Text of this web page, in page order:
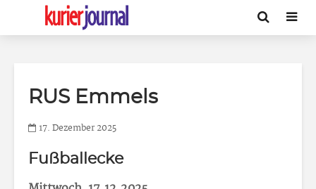
RUS Emmels
17. Dezember 2025
Fußballecke